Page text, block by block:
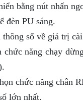
bằng nút nhấn
đèn PU sáng.
số về giá trị
chức năng chạy
chức năng chân
lớn nhất.